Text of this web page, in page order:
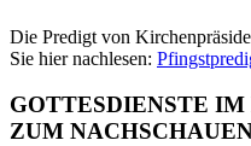
Die Predigt von
Sie hier nachlesen:
GOTTESDIENSTE
ZUM